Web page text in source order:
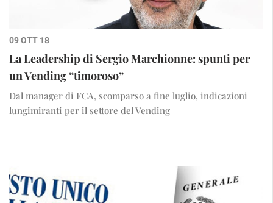
09 OTT 18
La Leadership di Sergio Marchionne: spunti per
un Vending “timoroso”
Dal manager di FCA, scomparso a fine luglio, indicazioni
lungimiranti per il settore del Vending